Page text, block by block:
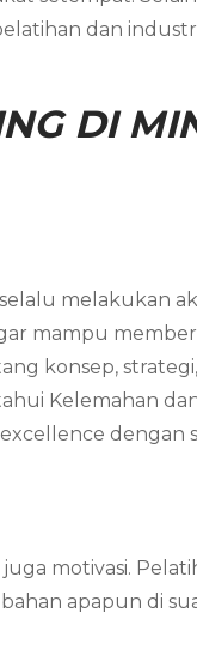
dan
DI
melakukan
mampu
konsep,
Kelemahan
motivasi.
apapun di